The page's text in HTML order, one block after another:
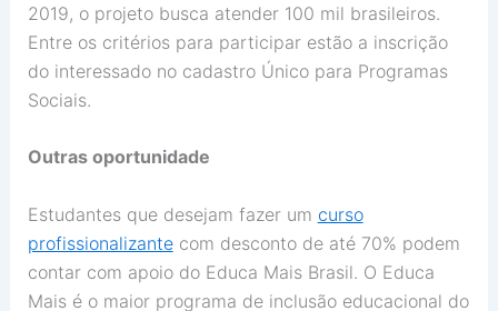
2019, o projeto busca atender 100 mil brasileiros.
Entre os critérios para participar estão a inscrição
do interessado no cadastro Único para Programas
Sociais.
Outras oportunidade
Estudantes que desejam fazer um curso
profissionalizantecom desconto de até 70% podem
contar com apoio do Educa Mais Brasil. O Educa
Mais é o maior programa de inclusão educacional do